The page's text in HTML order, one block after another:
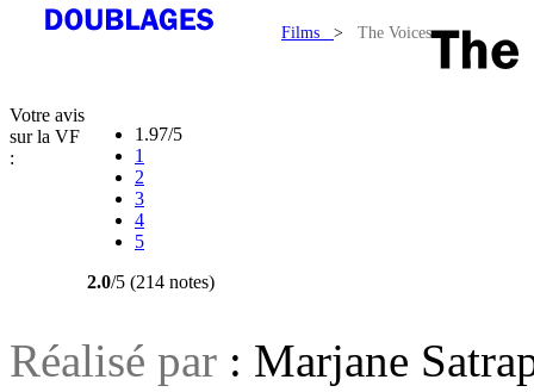
Films > The Voices
Votre avis
sur la VF
:
1.97/5
1
2
3
4
5
2.0/5 (214 notes)
Réalisé par : Marjane